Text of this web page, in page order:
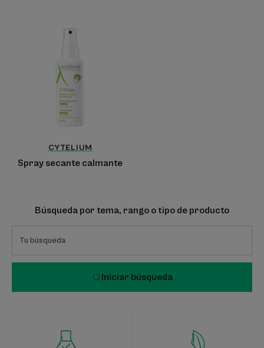
CYTELIUM
Spray secante calmante
Búsqueda por tema, rango o tipo de producto
Iniciar búsqueda